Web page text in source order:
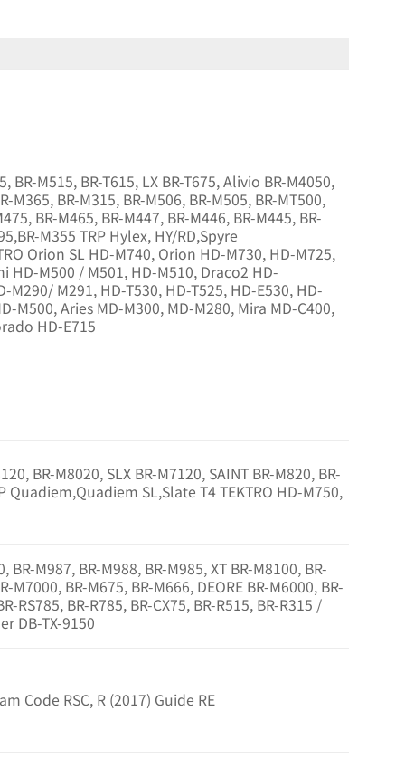
BR-M515, BR-T615, LX BR-T675, Alivio BR-M4050,
M365, BR-M315, BR-M506, BR-M505, BR-MT500,
BR-M465, BR-M447, BR-M446, BR-M445, BR-
M355 TRP Hylex, HY/RD,Spyre
Orion SL HD-M740, Orion HD-M730, HD-M725,
HD-M500 / M501, HD-M510, Draco2 HD-
M290/ M291, HD-T530, HD-T525, HD-E530, HD-
M500, Aries MD-M300, MD-M280, Mira MD-C400,
HD-E715
BR-M8020, SLX BR-M7120, SAINT BR-M820, BR-
Quadiem,Quadiem SL,Slate T4 TEKTRO HD-M750,
M987, BR-M988, BR-M985, XT BR-M8100, BR-
M7000, BR-M675, BR-M666, DEORE BR-M6000, BR-
RS785, BR-R785, BR-CX75, BR-R515, BR-R315 /
DB-TX-9150
Code RSC, R (2017) Guide RE